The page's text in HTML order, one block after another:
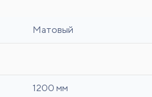
Матовый
1200 мм